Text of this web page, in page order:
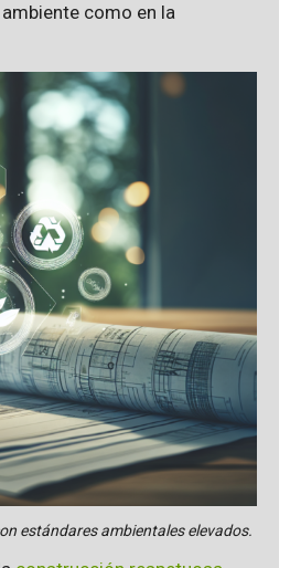
como en la
estándares ambientales elevados.